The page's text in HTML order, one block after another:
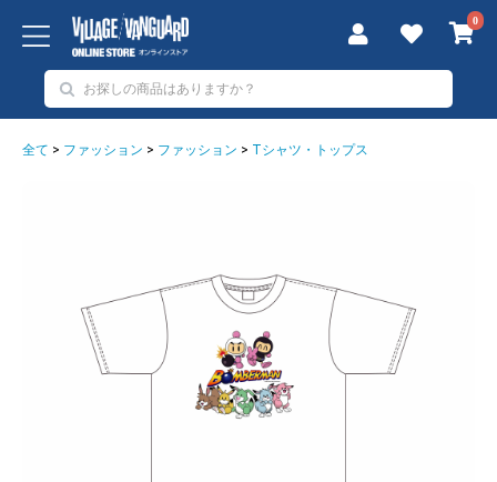
0
全て > ファッション > ファッション > Tシャツ・トップス